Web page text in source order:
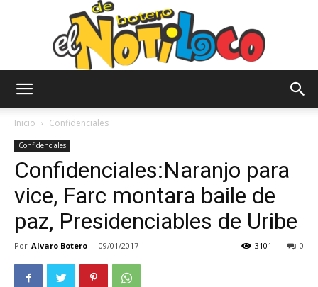
Notiloco
de
Inicio Confidenciales
Confidenciales
Confidenciales:Naranjo para
vice, Farc montara baile de
paz, Presidenciables de Uribe
Por Alvaro Botero - 09/01/2017 0
3101